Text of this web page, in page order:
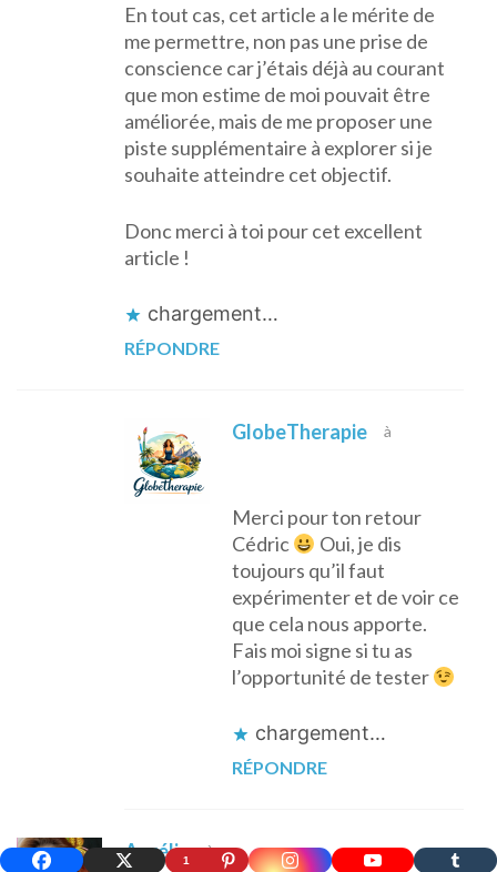
1
En tout cas, cet article a le mérite de
me permettre, non pas une prise de
conscience car j’étais déjà au courant
que mon estime de moi pouvait être
améliorée, mais de me proposer une
piste supplémentaire à explorer si je
souhaite atteindre cet objectif.
Donc merci à toi pour cet excellent
article !
chargement…
RÉPONDRE
GlobeTherapie à
Merci pour ton retour
Cédric
Oui, je dis
toujours qu’il faut
expérimenter et de voir ce
que cela nous apporte.
Fais moi signe si tu as
l’opportunité de tester
chargement…
RÉPONDRE
Aurélie à